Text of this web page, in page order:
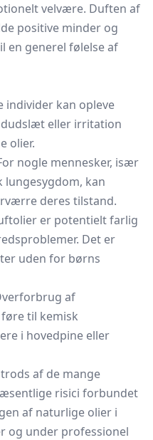
velvære. Duften af
positive minder og
en generel følelse af
individer kan opleve
eller irritation
olier.
nogle mennesker, især
lungesygdom, kan
deres tilstand.
er potentielt farlig
Det er
uden for børns
af
til kemisk
i hovedpine eller
af de mange
risici forbundet
af naturlige olier i
og under professionel